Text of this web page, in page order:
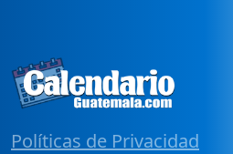
Políticas de Privacidad